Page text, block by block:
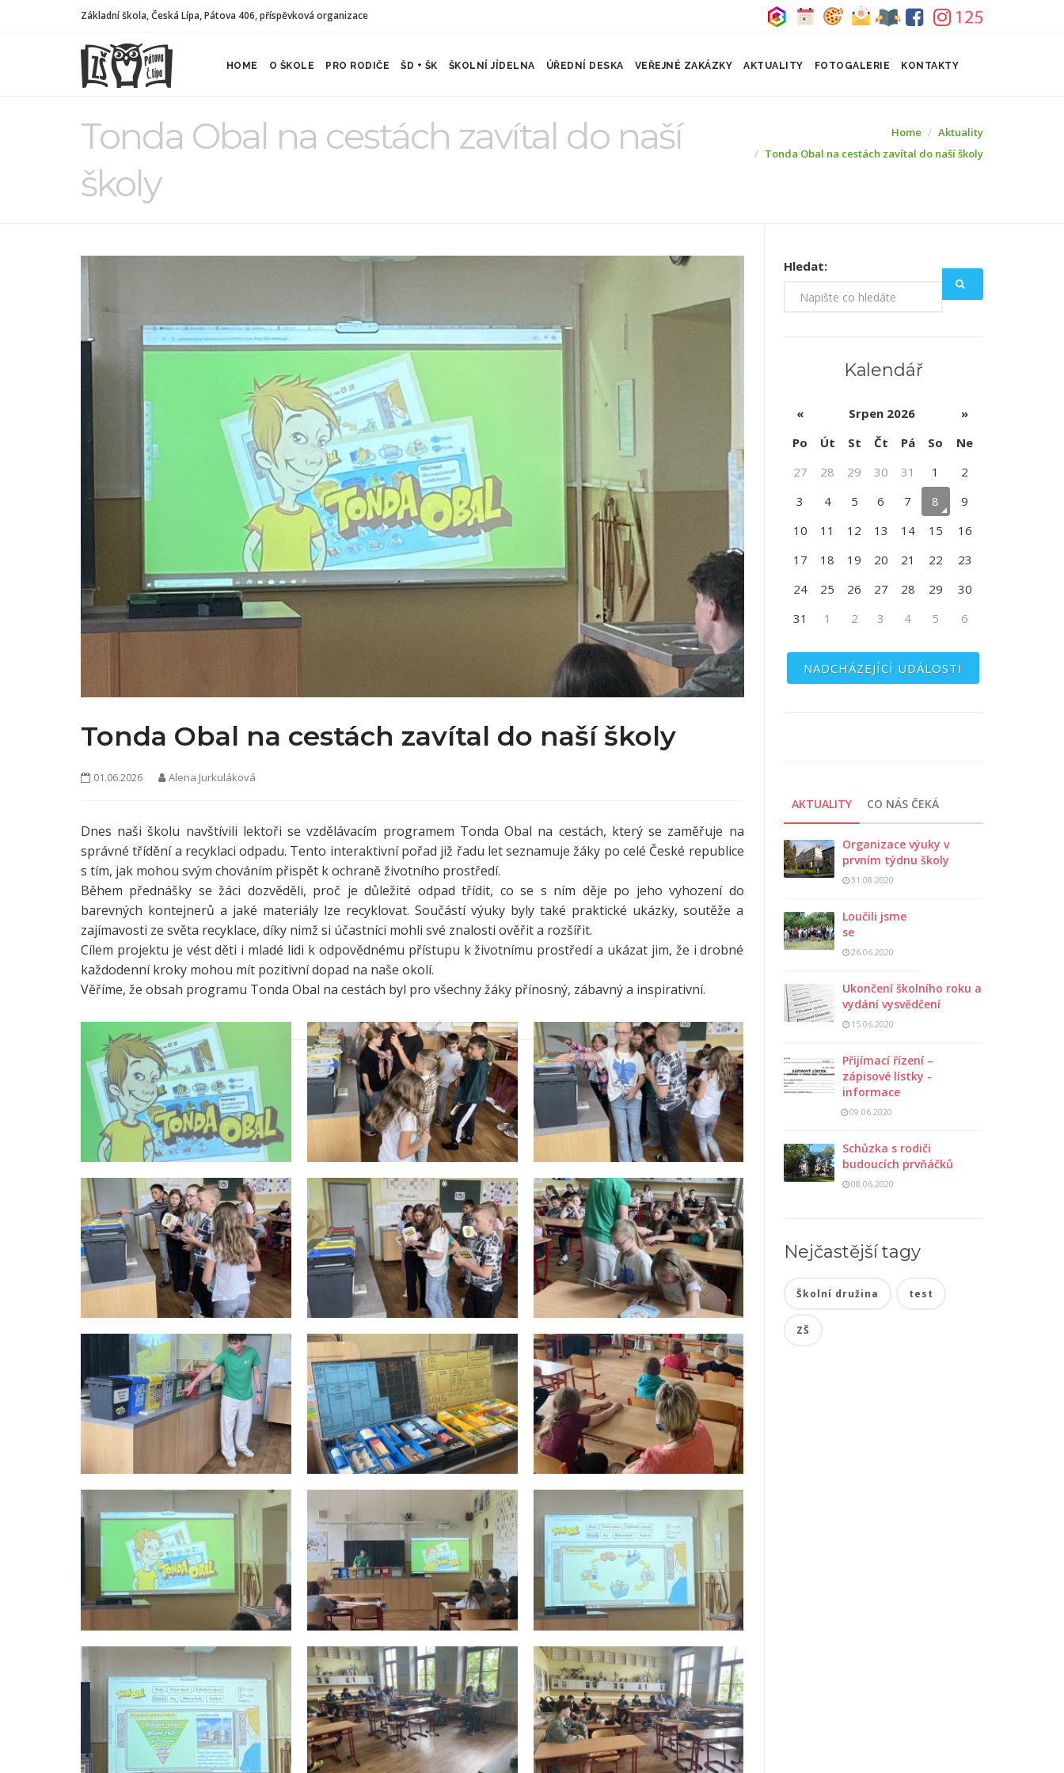
Základní škola, Česká Lípa, Pátova 406, příspěvková organizace
HOME O ŠKOLE PRO RODIČE ŠD + ŠK ŠKOLNÍ JÍDELNA ÚŘEDNÍ DESKA VEŘEJNÉ ZAKÁZKY AKTUALITY FOTOGALERIE KONTAKTY
Tonda Obal na cestách zavítal do naší
školy
Home
Aktuality
Tonda Obal na cestách zavítal do naší školy
Tonda Obal na cestách zavítal do naší školy
01.06.2026 Alena Jurkuláková
Dnes naši školu navštívili lektoři se vzdělávacím programem Tonda Obal na cestách, který se zaměřuje na
správné třídění a recyklaci odpadu. Tento interaktivní pořad již řadu let seznamuje žáky po celé České republice
s tím, jak mohou svým chováním přispět k ochraně životního prostředí.
Během přednášky se žáci dozvěděli, proč je důležité odpad třídit, co se s ním děje po jeho vyhození do
barevných kontejnerů a jaké materiály lze recyklovat. Součástí výuky byly také praktické ukázky, soutěže a
zajímavosti ze světa recyklace, díky nimž si účastníci mohli své znalosti ověřit a rozšířit.
Cílem projektu je vést děti i mladé lidi k odpovědnému přístupu k životnímu prostředí a ukázat jim, že i drobné
každodenní kroky mohou mít pozitivní dopad na naše okolí.
Věříme, že obsah programu Tonda Obal na cestách byl pro všechny žáky přínosný, zábavný a inspirativní.
Hledat:
Kalendář
« Srpen 2026
»
Po
Út St Čt Pá So
Ne
27
28 29 30 31 1
2
3
4 5 6 7 8
9
10
11 12 13 14 15
16
17
18 19 20 21 22
23
24
25 26 27 28 29
30
31
1 2 3 4 5 6
NADCHÁZEJÍCÍ UDÁLOSTI
AKTUALITY CO NÁS ČEKÁ
Organizace výuky v
prvním týdnu školy
31.08.2020
Loučili jsme
se
26.06.2020
Ukončení školního roku a
vydání vysvědčení
15.06.2020
Přijímací řízení –
zápisové lístky -
informace
09.06.2020
Schůzka s rodiči
budoucích prvňáčků
08.06.2020
Nejčastější tagy
Školní družina test
ZŠ